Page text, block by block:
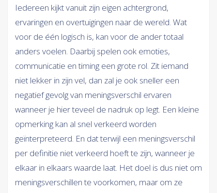
Iedereen kijkt vanuit zijn eigen achtergrond,
ervaringen en overtuigingen naar de wereld. Wat
voor de één logisch is, kan voor de ander totaal
anders voelen. Daarbij spelen ook emoties,
communicatie en timing een grote rol. Zit iemand
niet lekker in zijn vel, dan zal je ook sneller een
negatief gevolg van meningsverschil ervaren
wanneer je hier teveel de nadruk op legt. Een kleine
opmerking kan al snel verkeerd worden
geïnterpreteerd. En dat terwijl een meningsverschil
per definitie niet verkeerd hoeft te zijn, wanneer je
elkaar in elkaars waarde laat. Het doel is dus niet om
meningsverschillen te voorkomen, maar om ze